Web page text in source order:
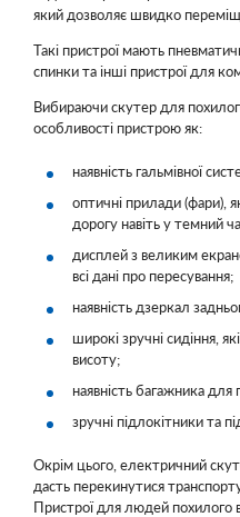
який дозволяє швидко
Такі пристрої мають
спинки та інші пристрої для
Вибираючи скутер для
особливості пристрою як:
наявність гальмівної
оптичні прилади (фари),
дорогу навіть у темний
дисплей з великим
всі дані про пересування;
наявність дзеркал
широкі зручні сидіння,
висоту;
наявність багажника для
зручні підлокітники та
Окрім цього, електричний
дасть перекинутися
Пристрої для людей похилого